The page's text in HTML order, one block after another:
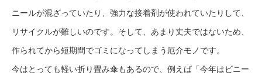
ニールが混ざっていたり、強力な接着剤が使われていたりして、
リサイクルが難しいのです。そして、あまり丈夫ではないため、
作られてから短期間でゴミになってしまう厄介モノです。
今はとっても軽い折り畳み傘もあるので、例えば「今年はビニー